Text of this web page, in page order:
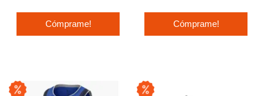
Cómprame! Cómprame!